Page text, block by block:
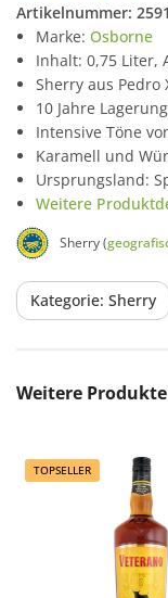
Artikelnummer:
Marke: Osborne
Inhalt: 0,75 Liter,
Sherry aus Pedro
10 Jahre
Intensive Töne
Karamell und
Ursprungsland:
Weitere
Sherry (
Kategorie: Sherry
Produktgalerie
Weitere
TOPSELLER